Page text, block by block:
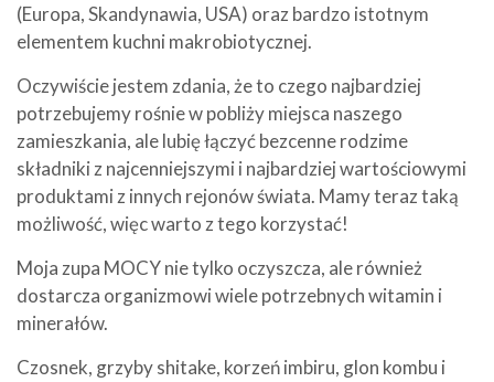
(Europa, Skandynawia, USA) oraz bardzo istotnym
elementem kuchni makrobiotycznej.
Oczywiście jestem zdania, że to czego najbardziej
potrzebujemy rośnie w pobliży miejsca naszego
zamieszkania, ale lubię łączyć bezcenne rodzime
składniki z najcenniejszymi i najbardziej wartościowymi
produktami z innych rejonów świata. Mamy teraz taką
możliwość, więc warto z tego korzystać!
Moja zupa MOCY nie tylko oczyszcza, ale również
dostarcza organizmowi wiele potrzebnych witamin i
minerałów.
Czosnek, grzyby shitake, korzeń imbiru, glon kombu i